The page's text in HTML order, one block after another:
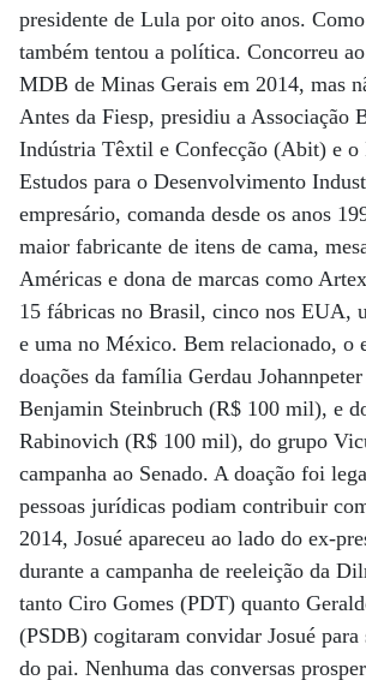
presidente de Lula por oito anos.
também tentou a política. Concorreu
MDB de Minas Gerais em 2014, mas
Antes da Fiesp, presidiu a Associação
Indústria Têxtil e Confecção (Abit) e o
Estudos para o Desenvolvimento
empresário, comanda desde os anos
maior fabricante de itens de cama,
Américas e dona de marcas como
15 fábricas no Brasil, cinco nos EUA,
e uma no México. Bem relacionado, o
doações da família Gerdau
Benjamin Steinbruch (R$ 100 mil), e
Rabinovich (R$ 100 mil), do grupo
campanha ao Senado. A doação foi
pessoas jurídicas podiam contribuir
2014, Josué apareceu ao lado do ex-
durante a campanha de reeleição da
tanto Ciro Gomes (PDT) quanto
(PSDB) cogitaram convidar Josué para
do pai. Nenhuma das conversas